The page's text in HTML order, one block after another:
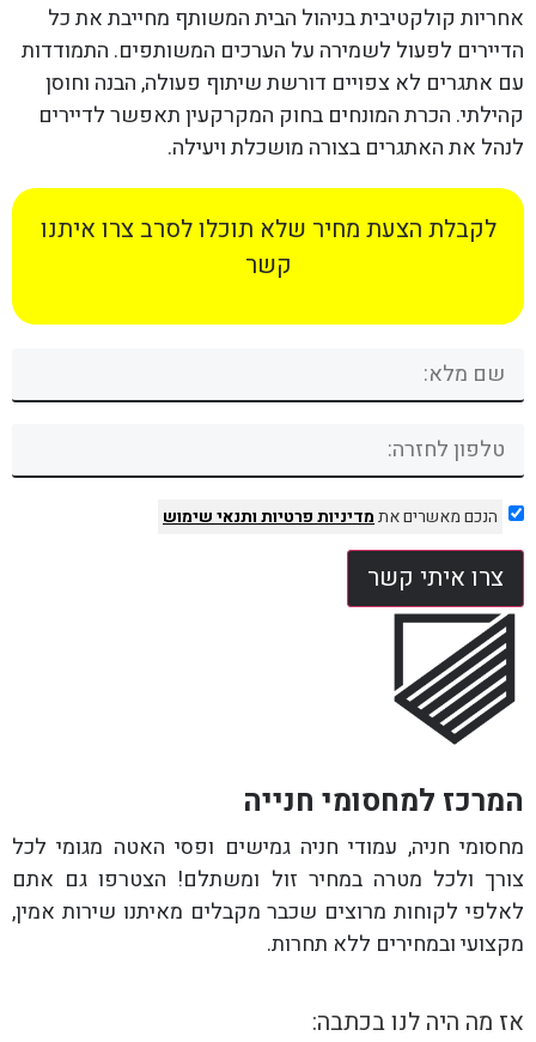
אחריות קולקטיבית בניהול הבית המשותף מחייבת את כל
הדיירים לפעול לשמירה על הערכים המשותפים. התמודדות
עם אתגרים לא צפויים דורשת שיתוף פעולה, הבנה וחוסן
קהילתי. הכרת המונחים בחוק המקרקעין תאפשר לדיירים
לנהל את האתגרים בצורה מושכלת ויעילה.
לקבלת הצעת מחיר שלא תוכלו לסרב צרו איתנו
קשר
הנכם מאשרים אתמדיניות פרטיותותנאי שימוש
צרו איתי קשר
המרכז למחסומי חנייה
מחסומי חניה, עמודי חניה גמישים ופסי האטה מגומי לכל
צורך ולכל מטרה במחיר זול ומשתלם! הצטרפו גם אתם
לאלפי לקוחות מרוצים שכבר מקבלים מאיתנו שירות אמין,
מקצועי ובמחירים ללא תחרות.
אז מה היה לנו בכתבה: